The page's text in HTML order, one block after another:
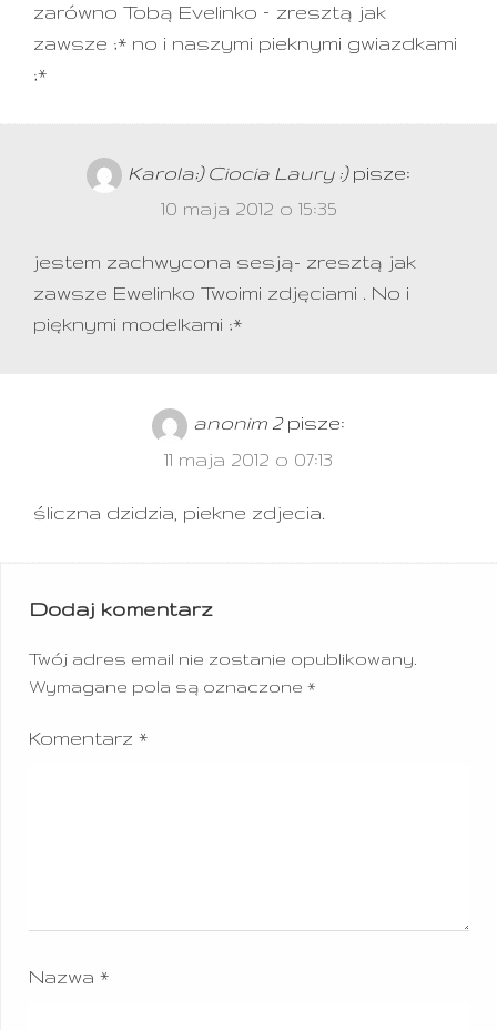
zarówno Tobą Evelinko – zresztą jak
zawsze ;* no i naszymi pieknymi gwiazdkami
;*
Karola;) Ciocia Laury :) pisze:
10 maja 2012 o 15:35
jestem zachwycona sesją- zresztą jak
zawsze Ewelinko Twoimi zdjęciami . No i
pięknymi modelkami ;*
anonim 2 pisze:
11 maja 2012 o 07:13
śliczna dzidzia, piekne zdjecia.
Dodaj komentarz
Twój adres email nie zostanie opublikowany.
Wymagane pola są oznaczone *
Komentarz *
Nazwa *